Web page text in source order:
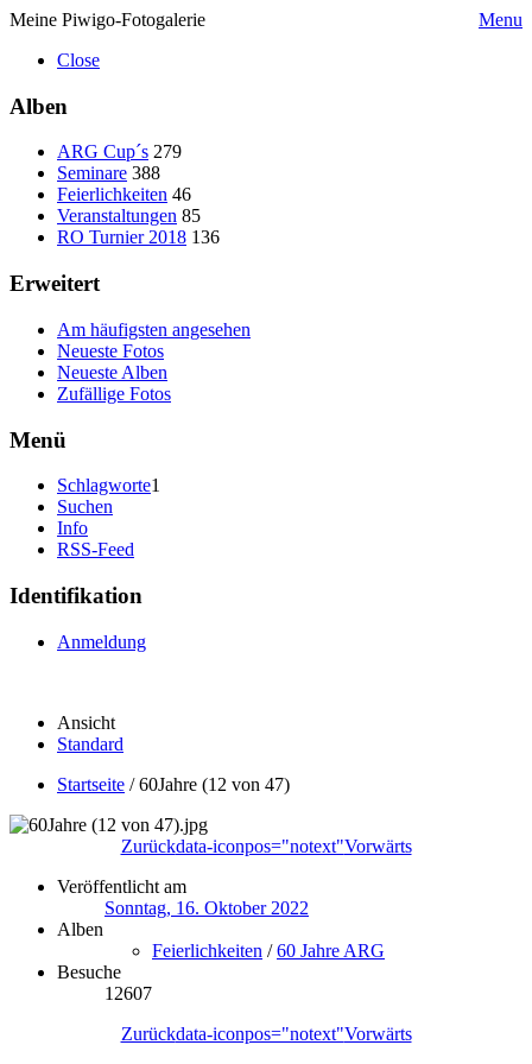
Meine Piwigo-Fotogalerie
Menu
Close
Alben
ARG Cup´s 279
Seminare 388
Feierlichkeiten 46
Veranstaltungen 85
RO Turnier 2018 136
Erweitert
Am häufigsten angesehen
Neueste Fotos
Neueste Alben
Zufällige Fotos
Menü
Schlagworte1
Suchen
Info
RSS-Feed
Identifikation
Anmeldung
Ansicht
Standard
Startseite /60Jahre (12 von 47)
Zurückdata-iconpos="notext"Vorwärts
Veröffentlicht am
Sonntag, 16. Oktober 2022
Alben
Feierlichkeiten /60 Jahre ARG
Besuche
12607
Zurückdata-iconpos="notext"Vorwärts